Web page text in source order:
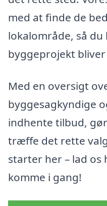
med at finde de
lokalområde, så
byggeprojekt bliver
Med en oversigt
byggesagkyndige
indhente tilbud,
træffe det rette
starter her – lad
komme i gang!